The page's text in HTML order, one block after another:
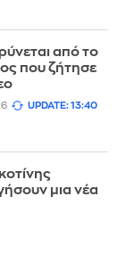
από το
που ζήτησε
UPDATE: 13:40
μια νέα